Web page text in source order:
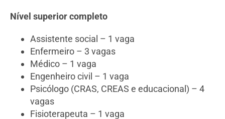
Nível superior completo
Assistente social – 1 vaga
Enfermeiro – 3 vagas
Médico – 1 vaga
Engenheiro civil – 1 vaga
Psicólogo (CRAS, CREAS e educacional) – 4
vagas
Fisioterapeuta – 1 vaga